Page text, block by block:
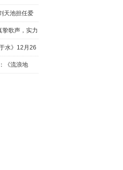
天池担任爱
挚歌声，实力
水》12月26
《流浪地